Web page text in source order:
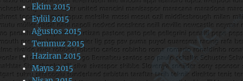
Ekim 2015
Eylül 2015
Ağustos 2015
Temmuz 2015
Haziran 2015
Mayıs 2015